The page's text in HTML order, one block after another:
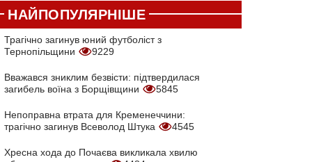
НАЙПОПУЛЯРНІШЕ
Трагічно загинув юний футболіст з
Тернопільщини
9229
Вважався зниклим безвісти: підтвердилася
загибель воїна з Борщівщини
5845
Непоправна втрата для Кременеччини:
трагічно загинув Всеволод Штука
4545
Хресна хода до Почаєва викликала хвилю